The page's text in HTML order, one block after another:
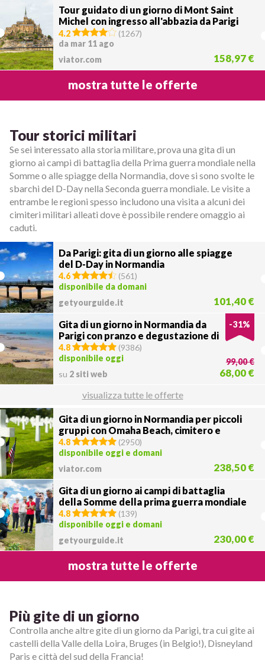
Tour guidato di un giorno di Mont Saint
Michel con ingresso all'abbazia da Parigi
4.2 (1267)
da mar 11 ago
viator.com
158,97 €
mostra tutte le offerte
Tour storici militari
Se sei interessato alla storia militare, prova una gita di un
giorno ai campi di battaglia della Prima guerra mondiale nella
Somme o alle spiagge della Normandia, dove si sono svolte le
sbarchi del D-Day nella Seconda guerra mondiale. Le visite a
entrambe le regioni spesso includono una visita a alcuni dei
cimiteri militari alleati dove è possibile rendere omaggio ai
caduti.
Da Parigi: gita di un giorno alle spiagge
del D-Day in Normandia
4.6 (561)
disponibile da domani
getyourguide.it
101,40 €
Gita di un giorno in Normandia da
Parigi con pranzo e degustazione di
sidro
-31%
4.8 (9386)
disponibile oggi
su 2 siti web
99,00 €
68,00 €
visualizza tutte le offerte
Gita di un giorno in Normandia per piccoli
gruppi con Omaha Beach, cimitero e
degustazione di sidro
4.8 (2950)
disponibile oggi e domani
viator.com
238,50 €
Gita di un giorno ai campi di battaglia
della Somme della prima guerra mondiale
da Parigi
4.8 (139)
disponibile oggi e domani
getyourguide.it
230,00 €
mostra tutte le offerte
Più gite di un giorno
Controlla anche altre gite di un giorno da Parigi, tra cui gite ai
castelli della Valle della Loira, Bruges (in Belgio!), Disneyland
Paris e città del sud della Francia!